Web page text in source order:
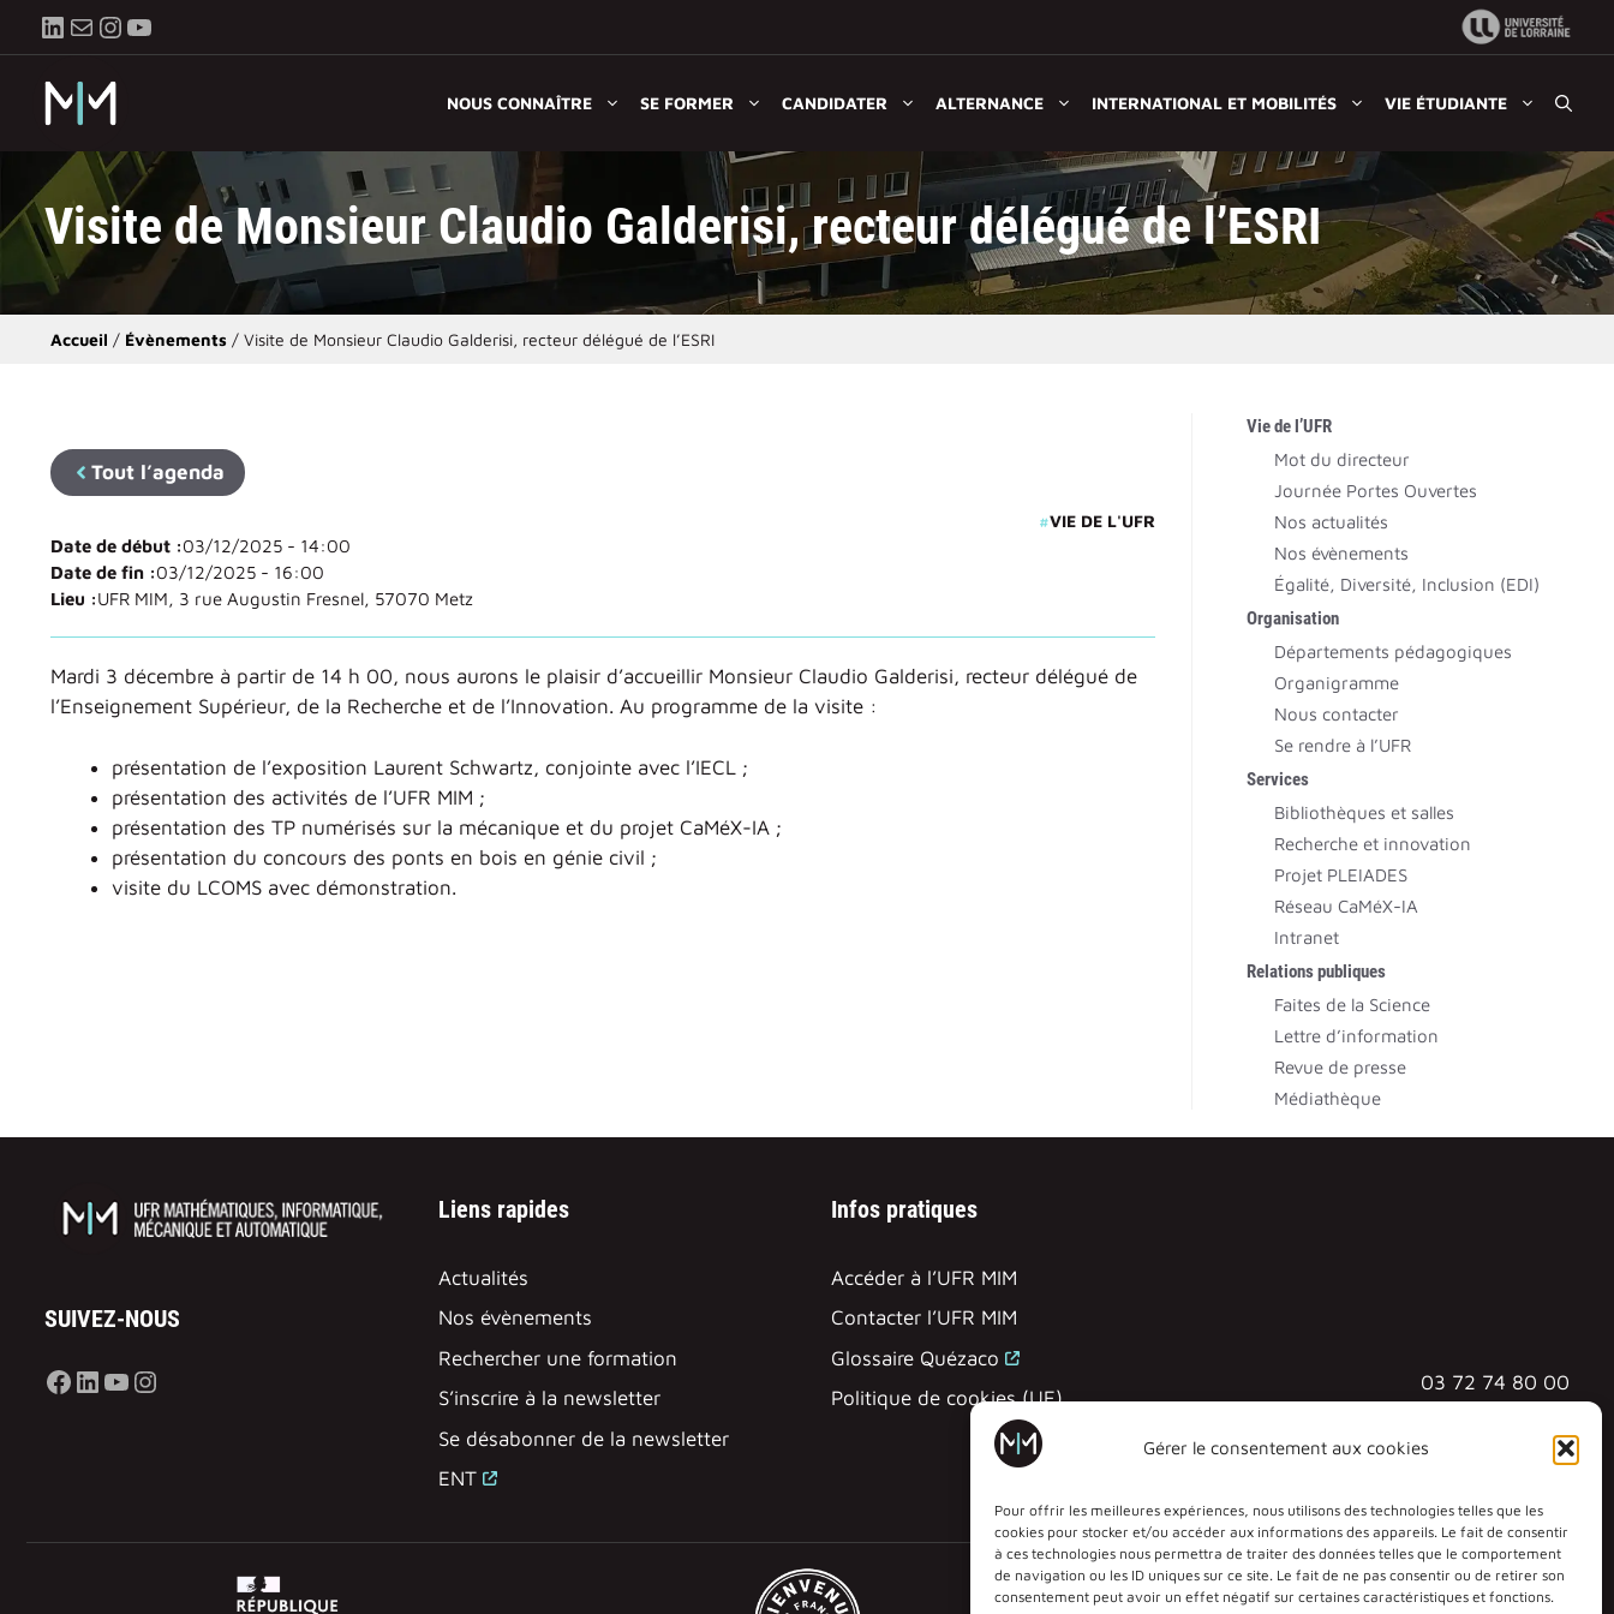
Gérer le consentement aux cookies
Pour offrir les meilleures expériences, nous utilisons des technologies telles que les
cookies pour stocker et/ou accéder aux informations des appareils. Le fait de consentir
à ces technologies nous permettra de traiter des données telles que le comportement
de navigation ou les ID uniques sur ce site. Le fait de ne pas consentir ou de retirer son
consentement peut avoir un effet négatif sur certaines caractéristiques et fonctions.
LinkedIn
E-mailInstagram
YouTube
NOUS CONNAÎTRE SE FORMER CANDIDATER ALTERNANCE INTERNATIONAL ET MOBILITÉS VIE ÉTUDIANTE
Visite de Monsieur Claudio Galderisi, recteur délégué de l’ESRI
Accueil / Évènements / Visite de Monsieur Claudio Galderisi, recteur délégué de l’ESRI
Tout l’agenda
#VIE DE L'UFR
Date de début :03/12/2025 - 14:00
Date de fin :03/12/2025 - 16:00
Lieu :UFR MIM, 3 rue Augustin Fresnel, 57070 Metz
Mardi 3 décembre à partir de 14 h 00, nous aurons le plaisir d’accueillir Monsieur Claudio Galderisi, recteur délégué de
l’Enseignement Supérieur, de la Recherche et de l’Innovation. Au programme de la visite :
présentation de l’exposition Laurent Schwartz, conjointe avec l’IECL ;
présentation des activités de l’UFR MIM ;
présentation des TP numérisés sur la mécanique et du projet CaMéX-IA ;
présentation du concours des ponts en bois en génie civil ;
visite du LCOMS avec démonstration.
Vie de l’UFR
Mot du directeur
Journée Portes Ouvertes
Nos actualités
Nos évènements
Égalité, Diversité, Inclusion (EDI)
Organisation
Départements pédagogiques
Organigramme
Nous contacter
Se rendre à l’UFR
Services
Bibliothèques et salles
Recherche et innovation
Projet PLEIADES
Réseau CaMéX-IA
Intranet
Relations publiques
Faites de la Science
Lettre d’information
Revue de presse
Médiathèque
SUIVEZ-NOUS
Facebook
LinkedIn
YouTube
Instagram
Liens rapides
Actualités
Nos évènements
Rechercher une formation
S’inscrire à la newsletter
Se désabonner de la newsletter
ENT
Infos pratiques
Accéder à l’UFR MIM
Contacter l’UFR MIM
Glossaire Quézaco
Politique de cookies (UE)
03 72 74 80 00
3 rue Augustin Fresnel